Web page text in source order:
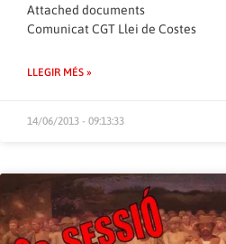
Attached documents
Comunicat CGT Llei de Costes
LLEGIR MÉS »
14/06/2013 - 09:13:33